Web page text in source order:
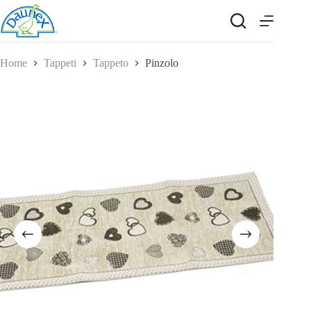
Salta
al
contenuto
Home Tappeti Tappeto Pinzolo